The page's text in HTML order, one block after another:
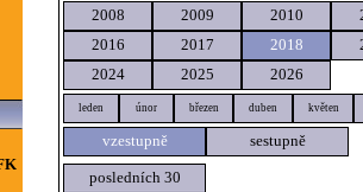
2008 2009 2010
2016
2017 2018
2024
2025 2026
leden únor březen duben květen
vzestupně sestupně
posledních 30